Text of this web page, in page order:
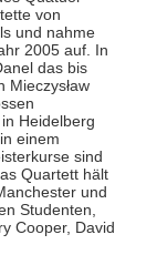
von
und nahme
2005 auf. In
das bis
Mieczysław
Heidelberg
einem
sind
Quartett hält
und
Studenten,
Cooper, David